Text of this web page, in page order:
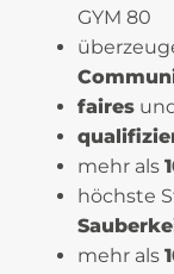
GYM 80
faires
mehr als
höchste
mehr als